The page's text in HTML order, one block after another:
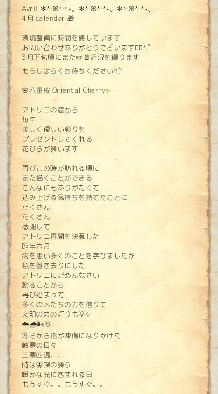
Avril ✻*˸ꕤ*˸*⋆。✻*˸ꕤ*˸*⋆。✻*˸ꕤ*˸*⋆。
4月 calendar 🎁
環境整備に時間を要しています
お問い合わせありがとうございます❁⃘*.ﾟ
3月下旬頃にまた✏️📄近況を綴ります
もうしばらくお待ちください𓏲𓎨
🌸八重桜 Oriental Cherry✨
アトリエの窓から
毎年
美しく優しい彩りを
プレゼントしてくれる
花びらが舞います
再びこの時が訪れる頃に
また描くことができる
こんなにもありがたくて
込み上げる気持ちを持てたことに
たくさん
たくさん
感謝して
アトリエ再開を決意した
昨年六月
病を患い多くのことを学びましたが
私を置き去りにした
アトリエにごめんなさい
謝ることから
再び始まって
多くの人たちの力を借りて
文明の力の灯りも💡✨
☁️🌧️🌬️☃️
寒さから指が凍傷になりかけた
厳寒の日々
三寒四温、、
時は🦋蝶の舞う
暖かな光に包まれる日
もうすぐ。。もうすぐ。。